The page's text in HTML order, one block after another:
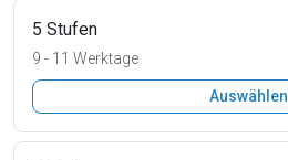
5 Stufen
9 - 11 Werktage
Auswählen